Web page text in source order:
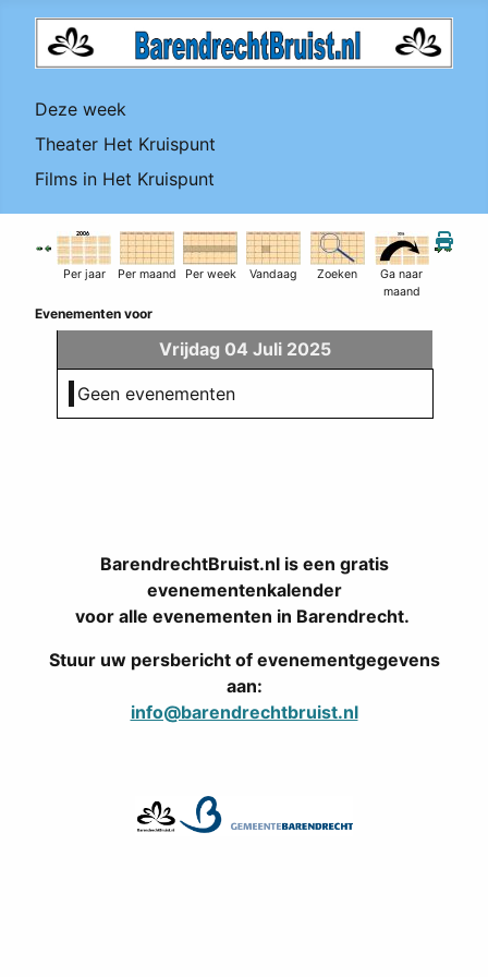
Deze week
Theater Het Kruispunt
Films in Het Kruispunt
Per jaar Per maand Per week Vandaag Zoeken
Ga naar
maand
Evenementen voor
Vrijdag 04 Juli 2025
Geen evenementen
BarendrechtBruist.nl is een gratis
evenementenkalender
voor alle evenementen in Barendrecht.
Stuur uw persbericht of evenementgegevens
aan:
info@barendrechtbruist.nl